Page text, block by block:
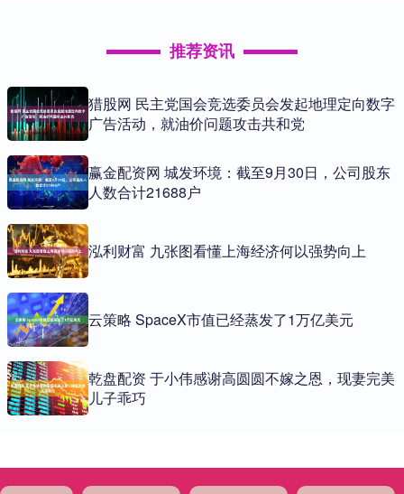
推荐资讯
猎股网 民主党国会竞选委员会发起地理定向数字
广告活动，就油价问题攻击共和党
赢金配资网 城发环境：截至9月30日，公司股东
人数合计21688户
泓利财富 九张图看懂上海经济何以强势向上
云策略 SpaceX市值已经蒸发了1万亿美元
乾盘配资 于小伟感谢高圆圆不嫁之恩，现妻完美
儿子乖巧